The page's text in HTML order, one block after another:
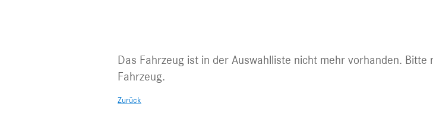
Das Fahrzeug ist in der Auswahlliste nicht mehr vorhanden.
Fahrzeug.
Zurück